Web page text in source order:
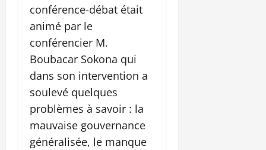
conférence-débat était
animé par le
conférencier M.
Boubacar Sokona qui
dans son intervention a
soulevé quelques
problèmes à savoir : la
mauvaise gouvernance
généralisée, le manque